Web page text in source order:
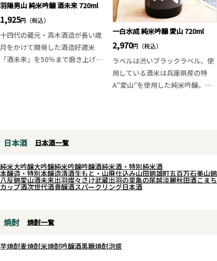
羽陽男山 純米吟醸 酒未来 720ml
1,925円（税込）
十四代の蔵元・高木酒造が長い歳
月をかけて開発した酒造好適米
「酒未来」を50％まで磨き上げて
来の魅力を丁寧に引き出した味わ
口。食事に寄り添いながらも、じ
っくりと酒米の個性を楽しめる一
本です。酒未来が持つ透明感と上
い。
一白水成 純米吟醸 愛山 720ml
2,970円（税込）
ラベルは渋いブラックラベル、使
用している酒米は兵庫県産の特
A“愛山”を使用した純米吟醸。
しつつも香り豊かでバランスのと
れた酒質に仕上がっております。
日本酒 日本酒一覧
純米大吟醸大吟醸純米吟醸吟醸酒純米酒・特別純米酒
本醸造・特別本醸造清酒生もと・山廃仕込み山田錦雄町五百万石美山錦
八反錦愛山酒未来出羽燦々 さけ武蔵出羽の里亀の尾越淡麗秋田酒こまち
カップ酒次世代酒貴醸酒スパークリング日本酒
焼酎 焼酎一覧
芋焼酎麦焼酎米焼酎吟醸酒黒糖焼酎泡盛